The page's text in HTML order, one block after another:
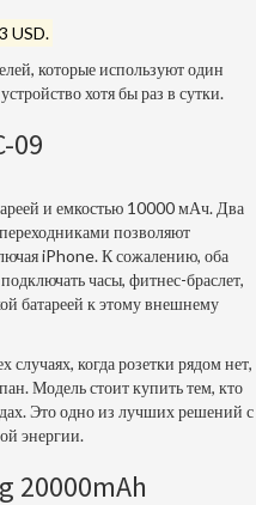
USD.
которые используют один
хотя бы раз в сутки.
09
и емкостью 10000 мАч. Два
позволяют
iPhone. К сожалению, оба
часы, фитнес-браслет,
батареей к этому внешнему
случаях, когда розетки рядом нет,
Модель стоит купить тем, кто
Это одно из лучших решений с
энергии.
20000mAh